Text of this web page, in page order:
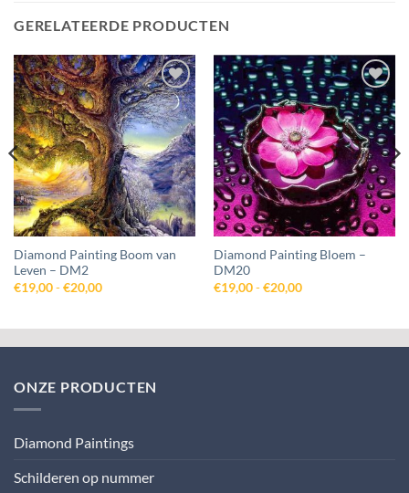
GERELATEERDE PRODUCTEN
Toevoegen
aan
wenslijst
Diamond Painting Boom van
Leven – DM2
€19,00 - €20,00Prijsklasse:
Toevoegen
aan
wenslijst
Diamond Painting Bloem –
DM20
€19,00 - €20,00Prijsklasse:
ONZE PRODUCTEN
Diamond Paintings
Schilderen op nummer